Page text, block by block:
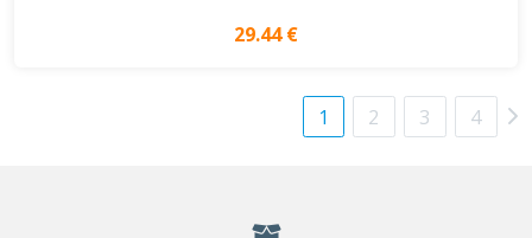
29.44 €
1 2 3 4